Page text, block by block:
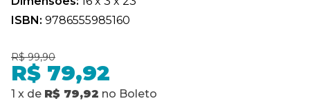
ISBN: 9786555985160
R$ 99,90
R$ 79,92
1 x de R$ 79,92 no Boleto